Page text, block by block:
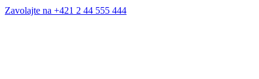
Zavolajte na +421 2 44 555 444